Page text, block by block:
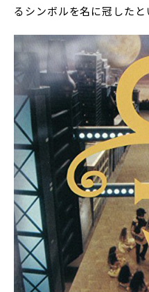
るシンボルを名に冠したと